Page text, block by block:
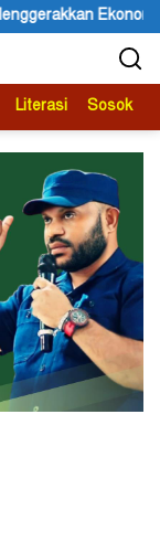
Omnisida
Literasi Sosok